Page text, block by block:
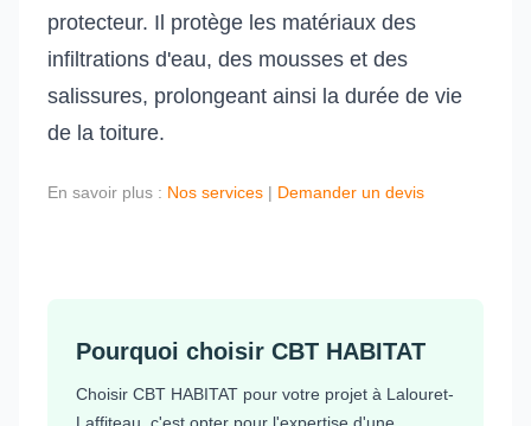
protecteur. Il protège les matériaux des
infiltrations d'eau, des mousses et des
salissures, prolongeant ainsi la durée de vie
de la toiture.
En savoir plus : Nos services | Demander un devis
Pourquoi choisir CBT HABITAT
Choisir CBT HABITAT pour votre projet à Lalouret-